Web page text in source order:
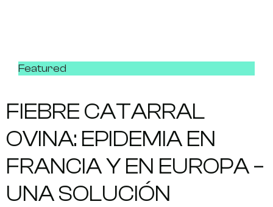
Featured
FIEBRE CATARRAL
OVINA: EPIDEMIA EN
FRANCIA Y EN EUROPA –
UNA SOLUCIÓN